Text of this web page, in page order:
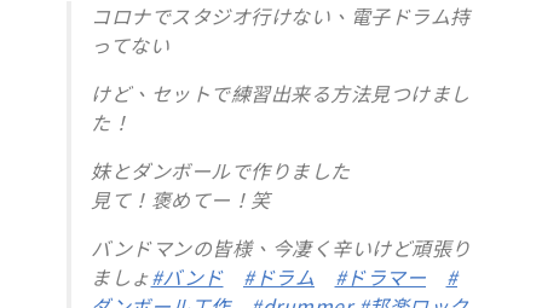
コロナでスタジオ行けない、電子ドラム持
ってない
けど、セットで練習出来る方法見つけまし
た！
妹とダンボールで作りました
見て！褒めてー！笑
バンドマンの皆様、今凄く辛いけど頑張り
ましょ#バンド #ドラム #ドラマー
#